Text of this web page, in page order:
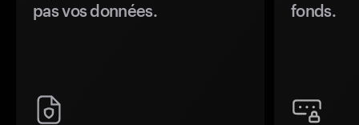
pas vos données.
fonds.